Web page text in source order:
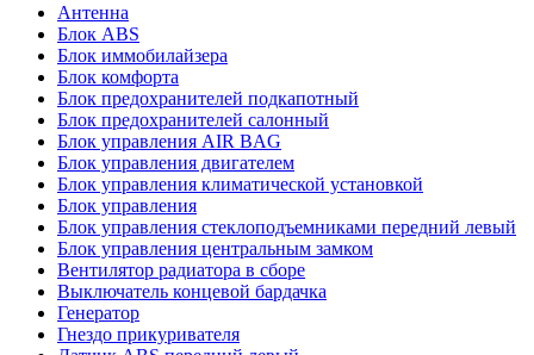
Антенна
Блок ABS
Блок иммобилайзера
Блок комфорта
Блок предохранителей подкапотный
Блок предохранителей салонный
Блок управления AIR BAG
Блок управления двигателем
Блок управления климатической установкой
Блок управления
Блок управления стеклоподъемниками передний левый
Блок управления центральным замком
Вентилятор радиатора в сборе
Выключатель концевой бардачка
Генератор
Гнездо прикуривателя